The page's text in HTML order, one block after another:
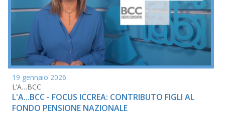
19 gennaio 2026
L’A…BCC
L'A...BCC - FOCUS ICCREA: CONTRIBUTO FIGLI AL
FONDO PENSIONE NAZIONALE